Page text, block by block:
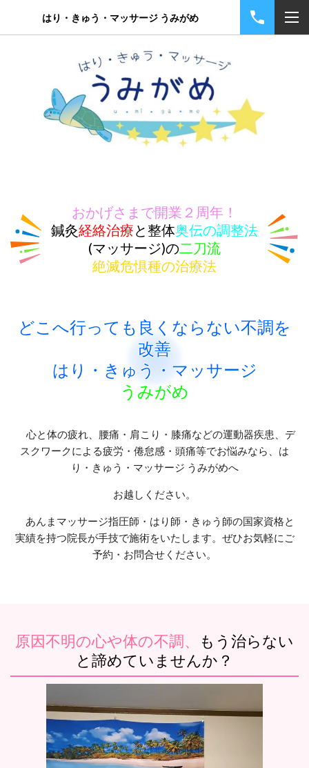
はり・きゅう・マッサージ うみがめ
おかげさまで開業２周年！
鍼灸経絡治療と整体奥伝の調整法
(マッサージ)の二刀流
絶滅危惧種の治療法
どこへ行っても良くならない不調を
改善
はり・きゅう・マッサージ
うみがめ
心と体の疲れ、腰痛・肩こり・膝痛などの運動器疾患、デ
スクワークによる疲労・倦怠感・頭痛等でお悩みなら、は
り・きゅう・マッサージ うみがめへ
お越しください。
あんまマッサージ指圧師・はり師・きゅう師の国家資格と
実績を持つ院長が手技で施術をいたします。ぜひお気軽にご
予約・お問合せください。
原因不明の心や体の不調、
もう治らない
と諦めていませんか？